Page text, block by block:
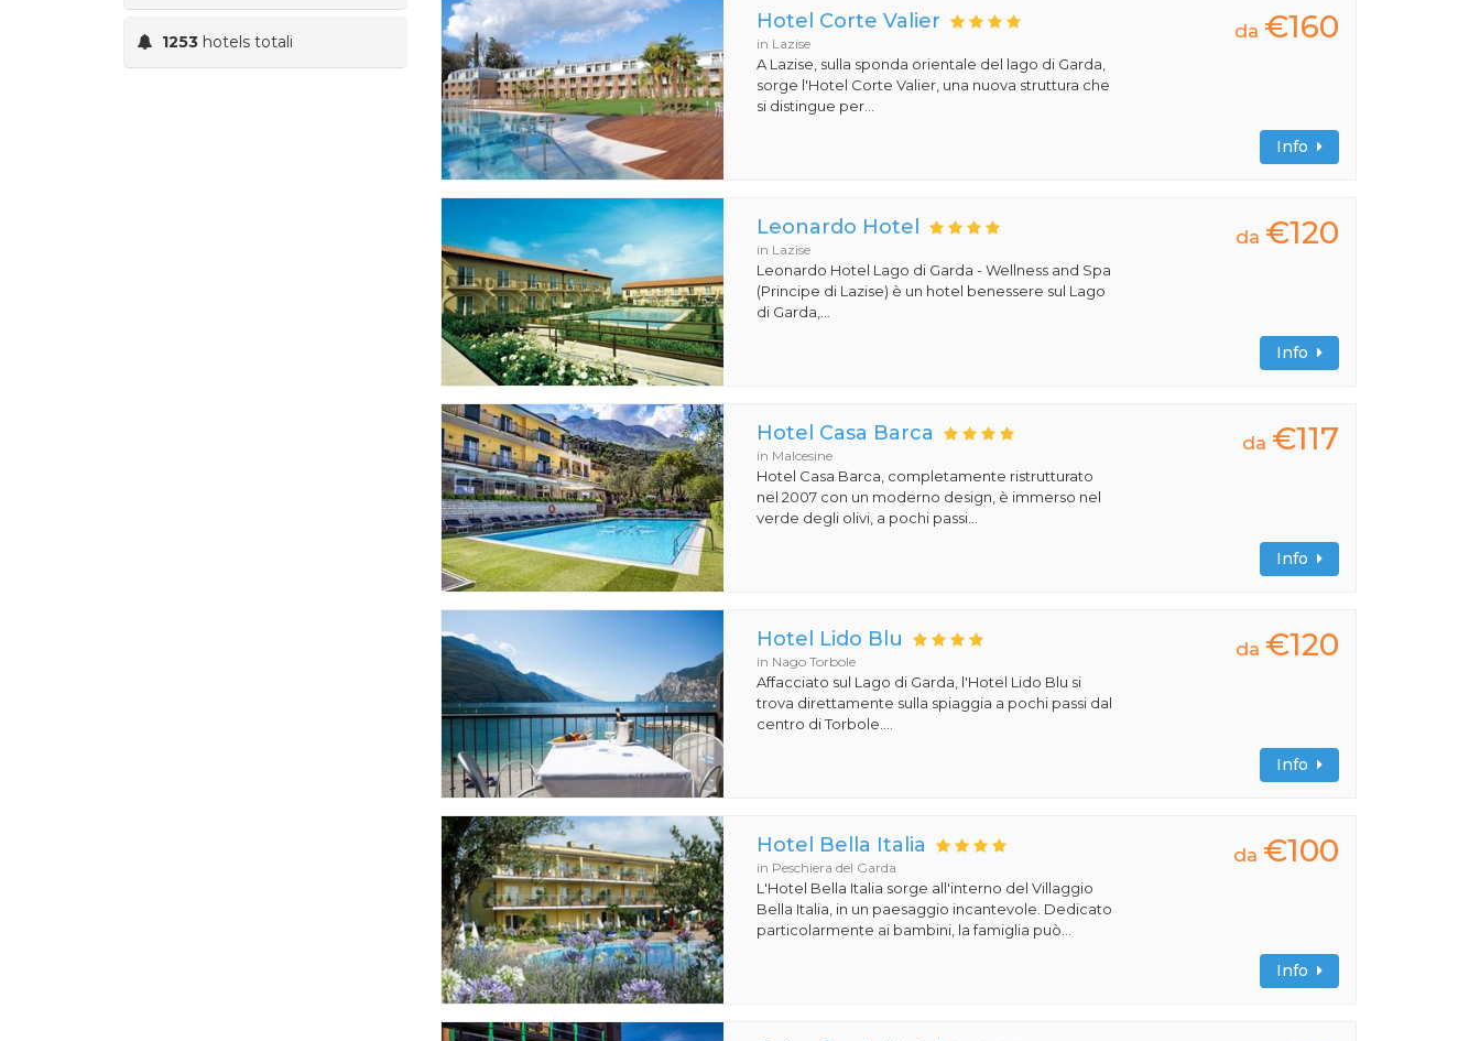
1253 hotels totali
Hotel Corte Valier
in Lazise
A Lazise, sulla sponda orientale del lago di Garda,
sorge l'Hotel Corte Valier, una nuova struttura che
si distingue per...
da €160
Info
Leonardo Hotel
in Lazise
Leonardo Hotel Lago di Garda - Wellness and Spa
(Principe di Lazise) è un hotel benessere sul Lago
di Garda,...
da €120
Info
Hotel Casa Barca
in Malcesine
Hotel Casa Barca, completamente ristrutturato
nel 2007 con un moderno design, è immerso nel
verde degli olivi, a pochi passi...
da €117
Info
Hotel Lido Blu
in Nago Torbole
Affacciato sul Lago di Garda, l'Hotel Lido Blu si
trova direttamente sulla spiaggia a pochi passi dal
centro di Torbole....
da €120
Info
Hotel Bella Italia
in Peschiera del Garda
L'Hotel Bella Italia sorge all'interno del Villaggio
Bella Italia, in un paesaggio incantevole. Dedicato
particolarmente ai bambini, la famiglia può...
da €100
Info